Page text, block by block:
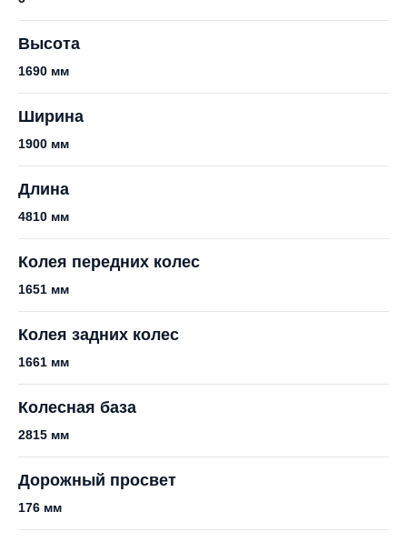
Высота
1690 мм
Ширина
1900 мм
Длина
4810 мм
Колея передних колес
1651 мм
Колея задних колес
1661 мм
Колесная база
2815 мм
Дорожный просвет
176 мм